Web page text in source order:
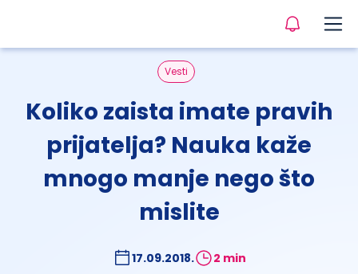
Vesti
Koliko zaista imate pravih
prijatelja? Nauka kaže
mnogo manje nego što
mislite
17.09.2018. 2 min